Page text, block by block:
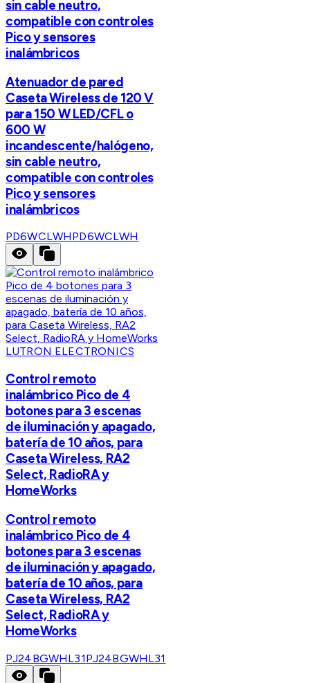
sin cable neutro,
compatible con controles
Pico y sensores
inalámbricos
Atenuador de pared
Caseta Wireless de 120 V
para 150 W LED/CFL o
600 W
incandescente/halógeno,
sin cable neutro,
compatible con controles
Pico y sensores
inalámbricos
PD6WCLWHPD6WCLWH
LUTRON ELECTRONICS
Control remoto
inalámbrico Pico de 4
botones para 3 escenas
de iluminación y apagado,
batería de 10 años, para
Caseta Wireless, RA2
Select, RadioRA y
HomeWorks
Control remoto
inalámbrico Pico de 4
botones para 3 escenas
de iluminación y apagado,
batería de 10 años, para
Caseta Wireless, RA2
Select, RadioRA y
HomeWorks
PJ24BGWHL31PJ24BGWHL31